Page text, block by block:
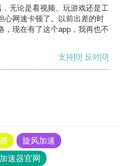
无论是看视频、玩游戏还是工
心网速卡顿了。以前出差的时
，现在有了这个app，我再也不
支持[0] 反对[0]
旋风加速
速器官网